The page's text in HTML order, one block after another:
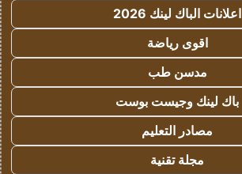
اعلانات الباك لينك 2026
اقوى رياضة
مدسن طب
باك لينك وجيست بوست
مصادر التعليم
مجلة تقنية